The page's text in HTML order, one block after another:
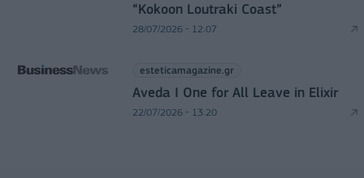
“Kokoon Loutraki Coast”
28/07/2026 - 12:07
esteticamagazine.gr
Aveda I One for All Leave in Elixir
22/07/2026 - 13:20